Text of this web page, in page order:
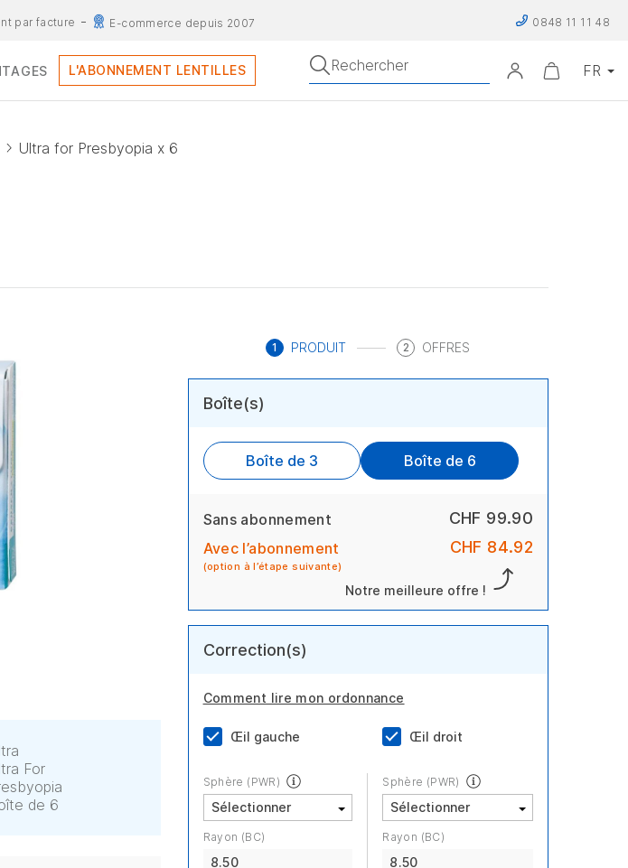
par facture E-commerce depuis 2007 0848 11 11 48
L'ABONNEMENT LENTILLES Rechercher
Ultra for Presbyopia x 6
1 PRODUIT 2 OFFRES
Boîte(s)
Boîte de 3 Boîte de 6
Sans abonnement CHF 99.90
Avec l’abonnement
(option à l’étape suivante)
CHF 84.92
Notre meilleure offre !
Correction(s)
Comment lire mon ordonnance
Œil gauche Œil droit
Sphère (PWR)
Rayon (BC)
8.50
Sphère (PWR)
Rayon (BC)
8.50
For
de 6